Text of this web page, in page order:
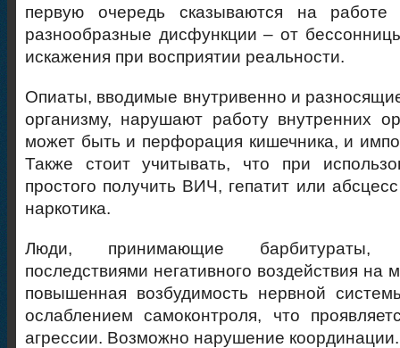
первую очередь сказываются на работе
разнообразные дисфункции – от
искажения при восприятии реальности.
Опиаты, вводимые внутривенно и
организму, нарушают работу внутренних
может быть и перфорация кишечника, и
Также стоит учитывать, что при
простого получить ВИЧ, гепатит или
наркотика.
Люди, принимающие барбитураты,
последствиями негативного воздействия на
повышенная возбудимость нервной
ослаблением самоконтроля, что
агрессии. Возможно нарушение координации.